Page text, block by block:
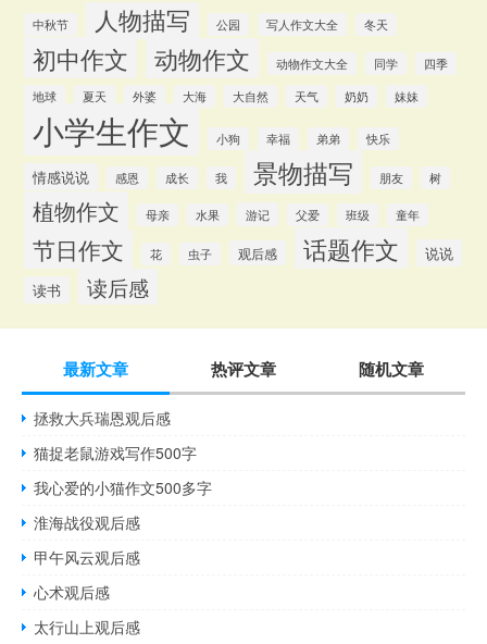
中秋节 人物描写 公园 写人作文大全 冬天
初中作文 动物作文 动物作文大全 同学
四季
地球
夏天 外婆 大海 大自然 天气 奶奶 妹妹
小学生作文 小狗 幸福 弟弟 快乐
情感说说 感恩 成长 我 景物描写 朋友 树
植物作文 母亲 水果 游记 父爱 班级 童年
节日作文 花 虫子 观后感 话题作文
说说
读书
读后感
最新文章 热评文章 随机文章
拯救大兵瑞恩观后感
猫捉老鼠游戏写作500字
我心爱的小猫作文500多字
淮海战役观后感
甲午风云观后感
心术观后感
太行山上观后感